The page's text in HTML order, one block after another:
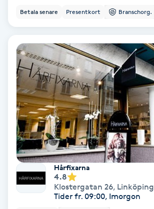
Skalpmassage
Skinbooster
Sklerosering
Skoinlägg
Skägg
Skäggfärgning
Skäggklippning
Betala senare Presentkort Branschorg.
Hårfixarna
4.8
Klostergatan 26, Linköping
Tider fr. 09:00, Imorgon